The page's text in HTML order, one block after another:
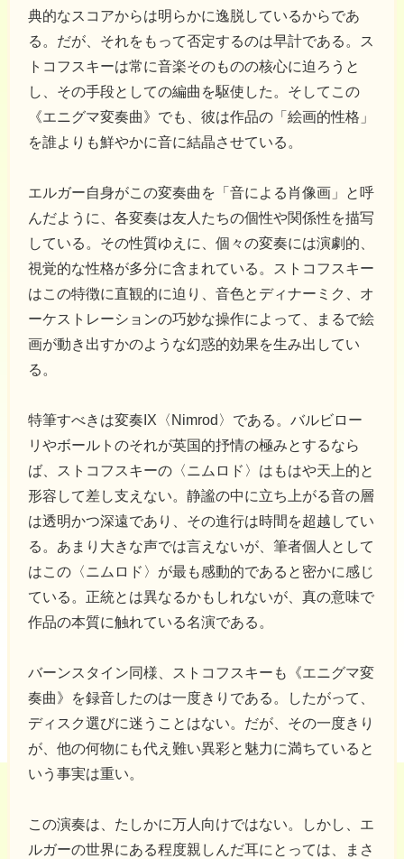
典的なスコアからは明らかに逸脱しているからであ
る。だが、それをもって否定するのは早計である。ス
トコフスキーは常に音楽そのものの核心に迫ろうと
し、その手段としての編曲を駆使した。そしてこの
《エニグマ変奏曲》でも、彼は作品の「絵画的性格」
を誰よりも鮮やかに音に結晶させている。
エルガー自身がこの変奏曲を「音による肖像画」と呼
んだように、各変奏は友人たちの個性や関係性を描写
している。その性質ゆえに、個々の変奏には演劇的、
視覚的な性格が多分に含まれている。ストコフスキー
はこの特徴に直観的に迫り、音色とディナーミク、オ
ーケストレーションの巧妙な操作によって、まるで絵
画が動き出すかのような幻惑的効果を生み出してい
る。
特筆すべきは変奏IX〈Nimrod〉である。バルビロー
リやボールトのそれが英国的抒情の極みとするなら
ば、ストコフスキーの〈ニムロド〉はもはや天上的と
形容して差し支えない。静謐の中に立ち上がる音の層
は透明かつ深遠であり、その進行は時間を超越してい
る。あまり大きな声では言えないが、筆者個人として
はこの〈ニムロド〉が最も感動的であると密かに感じ
ている。正統とは異なるかもしれないが、真の意味で
作品の本質に触れている名演である。
バーンスタイン同様、ストコフスキーも《エニグマ変
奏曲》を録音したのは一度きりである。したがって、
ディスク選びに迷うことはない。だが、その一度きり
が、他の何物にも代え難い異彩と魅力に満ちていると
いう事実は重い。
この演奏は、たしかに万人向けではない。しかし、エ
ルガーの世界にある程度親しんだ耳にとっては、まさ